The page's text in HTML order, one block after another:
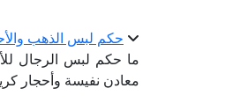
حكم لبس الذهب
ما حكم لبس الرجال
معادن نفيسة وأحجار